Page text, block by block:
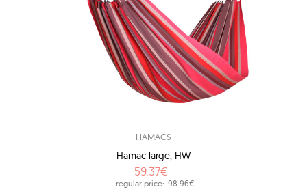
HAMACS
Hamac large, HW
59.37€
regular price: 98.96€